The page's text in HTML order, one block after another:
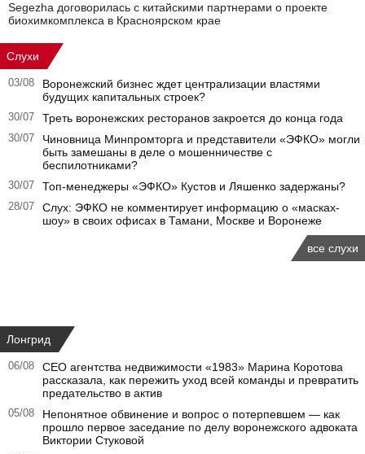
Segezha договорилась с китайскими партнерами о проекте
биохимкомплекса в Красноярском крае
Слухи
03/08
Воронежский бизнес ждет централизации властями
будущих капитальных строек?
30/07 Треть воронежских ресторанов закроется до конца года
30/07
Чиновница Минпромторга и представители «ЭФКО» могли
быть замешаны в деле о мошенничестве с
беспилотниками?
30/07 Топ-менеджеры «ЭФКО» Кустов и Ляшенко задержаны?
28/07
Слух: ЭФКО не комментирует информацию о «масках-
шоу» в своих офисах в Тамани, Москве и Воронеже
все слухи
Лонгрид
06/08
CEO агентства недвижимости «1983» Марина Коротова
рассказала, как пережить уход всей команды и превратить
предательство в актив
05/08
Непонятное обвинение и вопрос о потерпевшем — как
прошло первое заседание по делу воронежского адвоката
Виктории Стуковой